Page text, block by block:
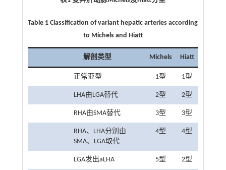
Table 1 Classification of variant hepatic arteries according
to Michels and Hiatt
解剖类型 Michels Hiatt
正常亚型 1型 1型
LHA由LGA替代 2型 2型
RHA由SMA替代 3型 3型
RHA、LHA分别由
SMA、LGA取代
4型 4型
LGA发出aLHA 5型 2型